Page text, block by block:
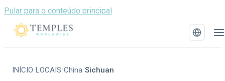
Pular para o conteúdo principal
INÍCIO /LOCAIS /China/Sichuan